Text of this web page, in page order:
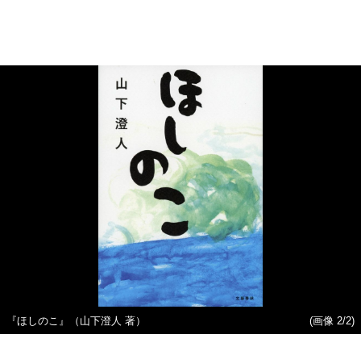
『ほしのこ』（山下澄人 著） (画像 2/2)